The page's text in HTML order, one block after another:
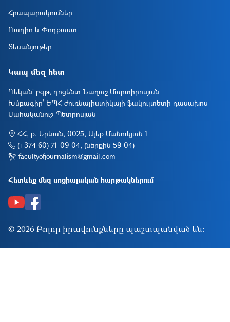
Հրապարակումներ
Ռադիո և Փոդքաստ
Տեսանյութեր
Կապ մեզ հետ
Դեկան` բգթ, դոցենտ Նաղաշ Մարտիրոսյան
Խմբագիր՝ ԵՊՀ ժուռնալիստիկայի ֆակուլտետի դասախոս
Սահականուշ Պետրոսյան
ՀՀ, ք. Երևան, 0025, Ալեք Մանուկյան 1
(+374 60) 71-09-04, (ներքին 59-04)
facultyofjournalism@gmail.com
Հետևեք մեզ սոցիալական հարթակներում
© 2026 Բոլոր իրավունքները պաշտպանված են: